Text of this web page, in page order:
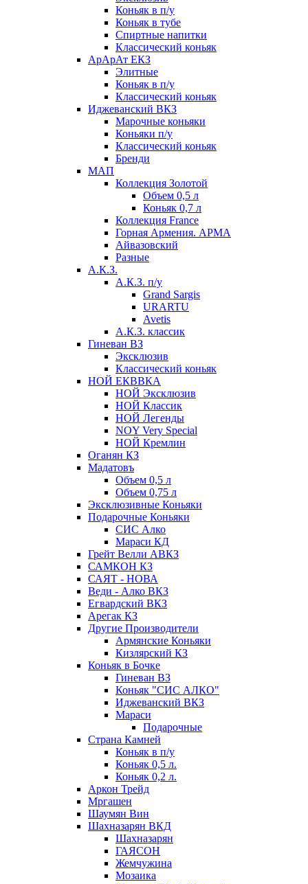
Коньяк в п/у
Коньяк в тубе
Спиртные напитки
Классический коньяк
АрАрАт ЕКЗ
Элитные
Коньяк в п/у
Классический коньяк
Иджеванский ВКЗ
Марочные коньяки
Коньяки п/у
Классический коньяк
Бренди
МАП
Коллекция Золотой
Объем 0,5 л
Коньяк 0,7 л
Коллекция France
Горная Армения. АРМА
Айвазовский
Разные
А.К.З.
А.К.З. п/у
Grand Sargis
URARTU
Avetis
А.К.З. классик
Гиневан ВЗ
Эксклюзив
Классический коньяк
НОЙ ЕКВВКА
НОЙ Эксклюзив
НОЙ Классик
НОЙ Легенды
NOY Very Speсial
НОЙ Кремлин
Оганян КЗ
Мадатовъ
Объем 0,5 л
Объем 0,75 л
Эксклюзивные Коньяки
Подарочные Коньяки
СИС Алко
Мараси КД
Грейт Велли АВКЗ
САМКОН КЗ
САЯТ - НОВА
Веди - Алко ВКЗ
Егвардский ВКЗ
Арегак КЗ
Другие Производители
Армянские Коньяки
Кизлярский КЗ
Коньяк в Бочке
Гиневан ВЗ
Коньяк "СИС АЛКО"
Иджеванский ВКЗ
Мараси
Подарочные
Страна Камней
Коньяк в п/у
Коньяк 0,5 л.
Коньяк 0,2 л.
Аркон Трейд
Мргашен
Шаумян Вин
Шахназарян ВКД
Шахназарян
ГАЯСОН
Жемчужина
Мозаика